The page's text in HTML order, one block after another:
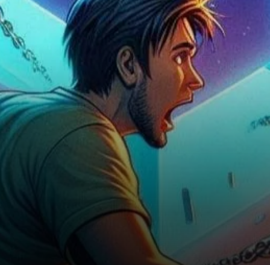
autrefois au-dessus de 21 $
en mars,…